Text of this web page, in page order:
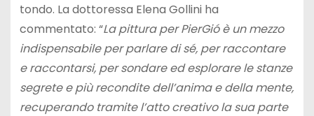
tondo. La dottoressa Elena Gollini ha
commentato: “La pittura per PierGió è un mezzo
indispensabile per parlare di sé, per raccontare
e raccontarsi, per sondare ed esplorare le stanze
segrete e più recondite dell’anima e della mente,
recuperando tramite l’atto creativo la sua parte